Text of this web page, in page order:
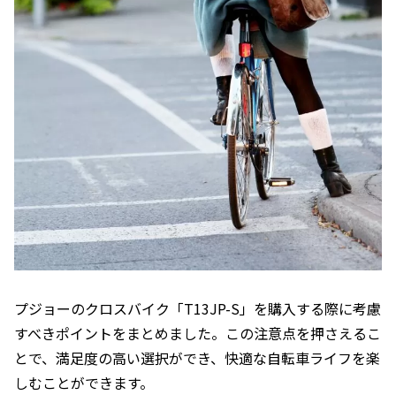
プジョーのクロスバイク「T13JP-S」を購入する際に考慮
すべきポイントをまとめました。この注意点を押さえるこ
とで、満足度の高い選択ができ、快適な自転車ライフを楽
しむことができます。